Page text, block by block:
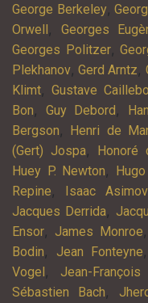
George Berkeley,
Orwell , Georges
Georges Politzer,
Plekhanov,Gerd Arntz,
Klimt, Gustave
Bon, Guy Debord ,
Bergson, Henri de
(Gert) Jospa, Honoré
Huey P. Newton,
Repine, Isaac Asimov
Jacques Derrida,
Ensor, James Monroe,
Bodin, Jean Fonteyne,
Vogel , Jean-
Sébastien Bach,